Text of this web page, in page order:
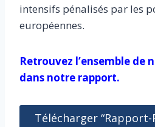
intensifs pénalisés par les
européennes.
Retrouvez l’ensemble de
dans notre rapport.
Télécharger